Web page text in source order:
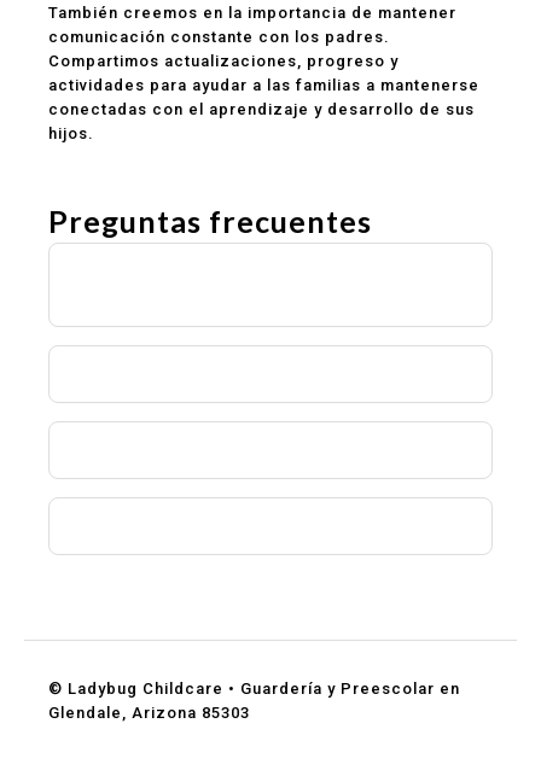
También creemos en la importancia de mantener
comunicación constante con los padres.
Compartimos actualizaciones, progreso y
actividades para ayudar a las familias a mantenerse
conectadas con el aprendizaje y desarrollo de sus
hijos.
Preguntas frecuentes
© Ladybug Childcare • Guardería y Preescolar en
Glendale, Arizona 85303